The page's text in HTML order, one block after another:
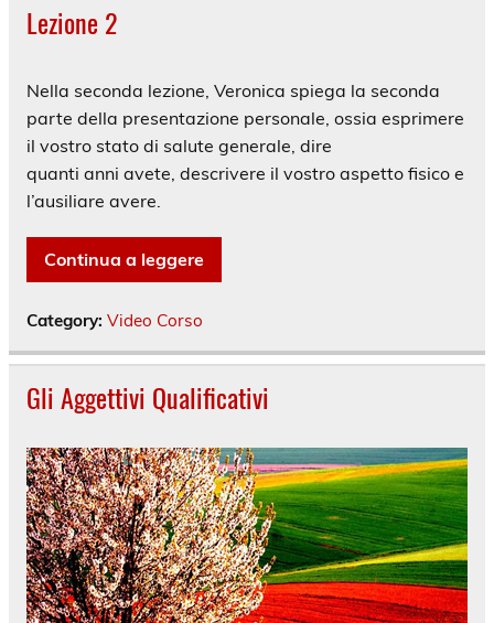
Lezione 2
Nella seconda lezione, Veronica spiega la seconda
parte della presentazione personale, ossia esprimere
il vostro stato di salute generale, dire
quanti anni avete, descrivere il vostro aspetto fisico e
l’ausiliare avere.
Continua a leggere
Category: Video Corso
Gli Aggettivi Qualificativi